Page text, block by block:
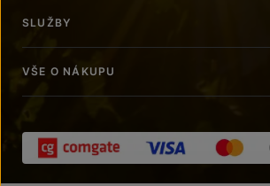
SLUŽBY
VŠE O NÁKUPU